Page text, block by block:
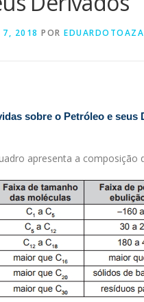
7, 2018 POR
sobre o Petróleo e seus
apresenta a composição